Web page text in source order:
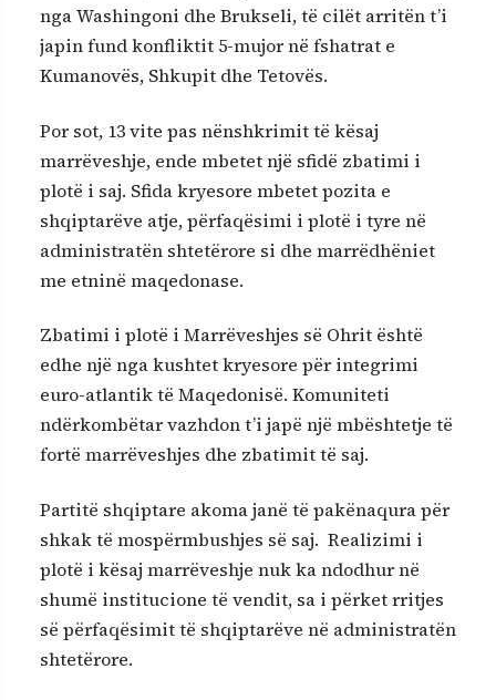
nga Washingoni dhe Brukseli, të cilët arritën t’i
japin fund konfliktit 5-mujor në fshatrat e
Kumanovës, Shkupit dhe Tetovës.
Por sot, 13 vite pas nënshkrimit të kësaj
marrëveshje, ende mbetet një sfidë zbatimi i
plotë i saj. Sfida kryesore mbetet pozita e
shqiptarëve atje, përfaqësimi i plotë i tyre në
administratën shtetërore si dhe marrëdhëniet
me etninë maqedonase.
Zbatimi i plotë i Marrëveshjes së Ohrit është
edhe një nga kushtet kryesore për integrimi
euro-atlantik të Maqedonisë. Komuniteti
ndërkombëtar vazhdon t’i japë një mbështetje të
fortë marrëveshjes dhe zbatimit të saj.
Partitë shqiptare akoma janë të pakënaqura për
shkak të mospërmbushjes së saj. Realizimi i
plotë i kësaj marrëveshje nuk ka ndodhur në
shumë institucione të vendit, sa i përket rritjes
së përfaqësimit të shqiptarëve në administratën
shtetërore.